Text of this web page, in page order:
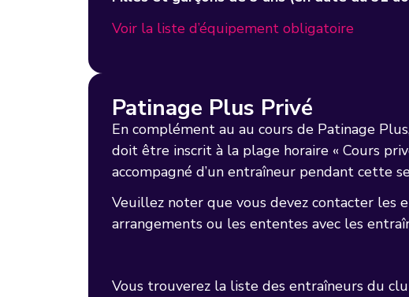
Voir la liste d’équipement obligatoire
Patinage Plus Privé
En complément au au cours de Patinage
doit être inscrit à la plage horaire « Cours
accompagné d’un entraîneur pendant cette
Veuillez noter que vous devez contacter les
arrangements ou les ententes avec les
Vous trouverez la liste des entraîneurs du